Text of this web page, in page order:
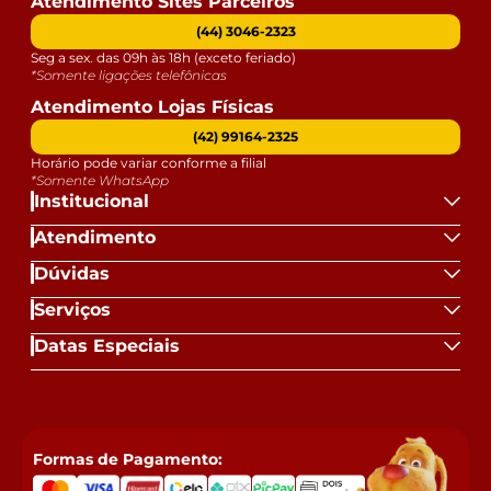
Institucional
Atendimento
Dúvidas
Serviços
Datas Especiais
(44) 3046-2323
Seg a sex. das 09h às 18h (exceto feriado)
*Somente ligações telefônicas
Atendimento Lojas Físicas
(42) 99164-2325
Horário pode variar conforme a filial
*Somente WhatsApp
Formas de Pagamento: